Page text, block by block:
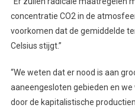
concentratie CO2 in de
voorkomen dat de gemiddelde
Celsius stijgt.”
“We weten dat er nood is aan
aaneengesloten gebieden en
door de kapitalistische